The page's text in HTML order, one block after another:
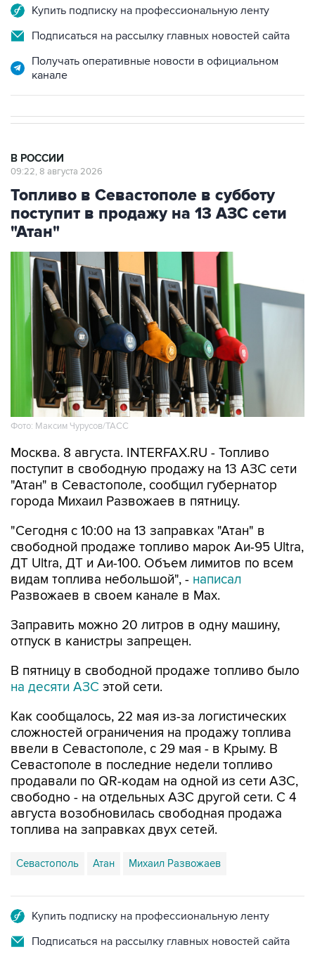
Купить подписку на профессиональную ленту
Подписаться на рассылку главных новостей сайта
Получать оперативные новости в официальном
канале
В РОССИИ
09:22, 8 августа 2026
Топливо в Севастополе в субботу
поступит в продажу на 13 АЗС сети
"Атан"
Фото: Максим Чурусов/ТАСС
Москва. 8 августа. INTERFAX.RU - Топливо
поступит в свободную продажу на 13 АЗС сети
"Атан" в Севастополе, сообщил губернатор
города Михаил Развожаев в пятницу.
"Сегодня с 10:00 на 13 заправках "Атан" в
свободной продаже топливо марок Аи-95 Ultra,
ДТ Ultra, ДТ и Аи-100. Объем лимитов по всем
видам топлива небольшой", - написал
Развожаев в своем канале в Max.
Заправить можно 20 литров в одну машину,
отпуск в канистры запрещен.
В пятницу в свободной продаже топливо было
на десяти АЗС этой сети.
Как сообщалось, 22 мая из-за логистических
сложностей ограничения на продажу топлива
ввели в Севастополе, с 29 мая - в Крыму. В
Севастополе в последние недели топливо
продавали по QR-кодам на одной из сети АЗС,
свободно - на отдельных АЗС другой сети. С 4
августа возобновилась свободная продажа
топлива на заправках двух сетей.
Севастополь Атан Михаил Развожаев
Купить подписку на профессиональную ленту
Подписаться на рассылку главных новостей сайта